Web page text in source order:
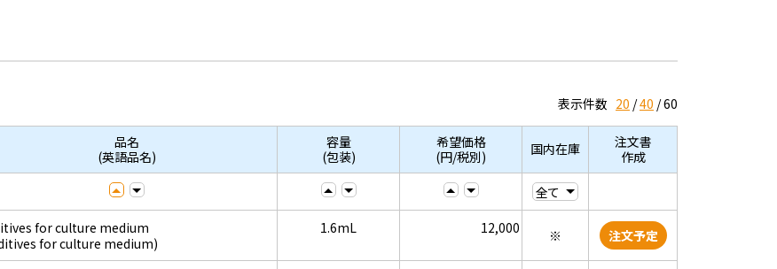
表示件数 20 40 60
品名
(英語品名)
容量
(包装)
希望価格
(円/税別)
国内在庫
注文書
作成
for culture medium
for culture medium)
1.6mL 12,000 ※ 注文予定